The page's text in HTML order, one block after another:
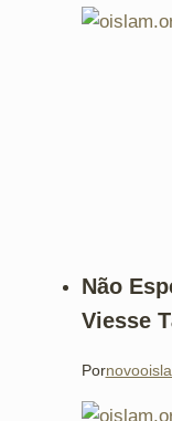
Não
Viesse
Por